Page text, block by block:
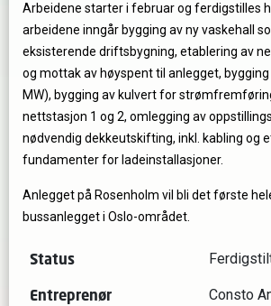
Arbeidene starter i februar og ferdigstilles
arbeidene inngår bygging av ny vaskehall
eksisterende driftsbygning, etablering av
og mottak av høyspent til anlegget,
MW), bygging av kulvert for
nettstasjon 1 og 2, omlegging av
nødvendig dekkeutskifting, inkl. kabling og
fundamenter for ladeinstallasjoner.
Anlegget på Rosenholm vil bli det første
bussanlegget i Oslo-området.
Status
Entreprenør Consto